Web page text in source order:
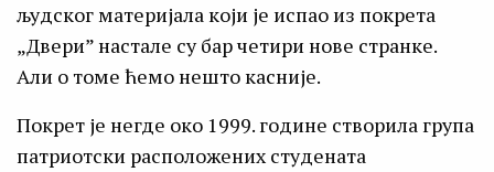
људског материјала који је испао из покрета
„Двери” настале су бар четири нове странке.
Али о томе ћемо нешто касније.
Покрет је негде око 1999. године створила група
патриотски расположених студената